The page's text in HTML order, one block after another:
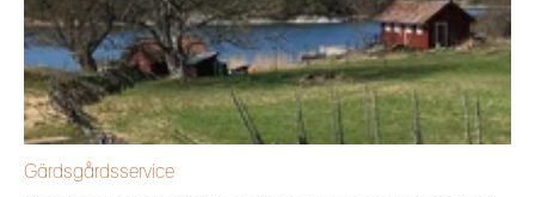
Gärdsgårdsservice